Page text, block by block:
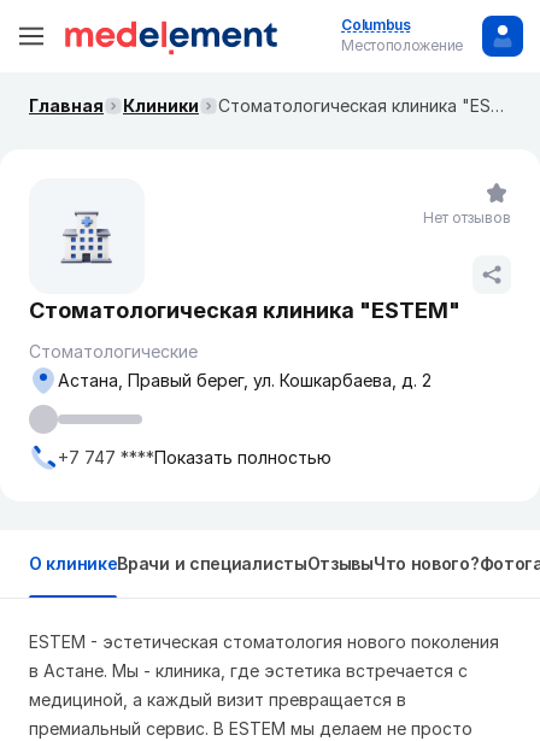
Columbus
Местоположение
Главная Клиники Стоматологическая клиника "ESTEM"
Стоматологическая клиника "ESTEM"
Стоматологические
Астана, Правый берег, ул. Кошкарбаева, д. 2
+7 747 ****Показать полностью
Нет отзывов
О клиникеВрачи и специалистыОтзывыЧто нового?
ESTEM - эстетическая стоматология нового поколения
в Астане. Мы - клиника, где эстетика встречается с
медициной, а каждый визит превращается в
премиальный сервис. В ESTEM мы делаем не просто